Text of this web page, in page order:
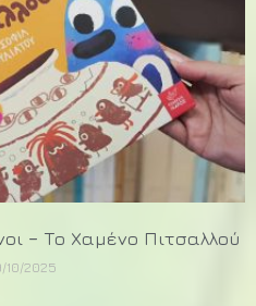
– Το Χαμένο Πιτσαλλού
10/2025